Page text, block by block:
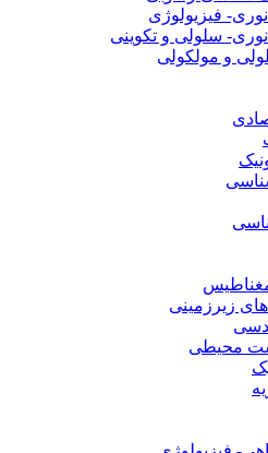
فیزیولوژی
سلولی و تکوینی
و مولکولی
زیرزمینی
محیطی